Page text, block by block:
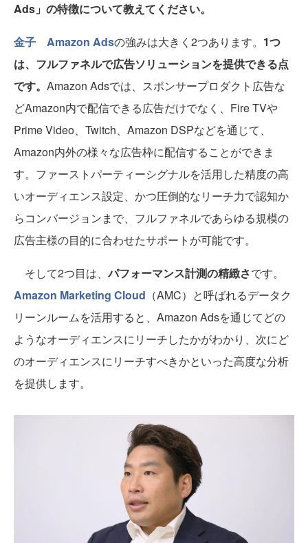
Ads」の特徴について教えてください。
金子 Amazon Adsの強みは大きく2つあります。 1つ
は、フルファネルで広告ソリューションを提供できる点
です。 Amazon Adsでは、スポンサープロダクト広告な
どAmazon内で配信できる広告だけでなく、Fire TVや
Prime Video、Twitch、Amazon DSPなどを通じて、
Amazon内外の様々な広告枠に配信することができま
す。ファーストパーティーシグナルを活用した精度の高
いオーディエンス設定、かつ圧倒的なリーチ力で認知か
らコンバージョンまで、フルファネルであらゆる規模の
広告主様の目的に合わせたサポートが可能です。
そして2つ目は、パフォーマンス計測の精緻さです。
Amazon Marketing Cloud （AMC）と呼ばれるデータク
リーンルームを活用すると、Amazon Adsを通じてどの
ようなオーディエンスにリーチしたかがわかり、次にど
のオーディエンスにリーチすべきかといった高度な分析
を提供します。